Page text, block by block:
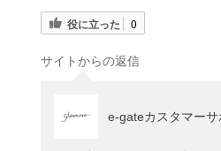
役に立った 0
サイトからの返信
e-gateカスタマーサ